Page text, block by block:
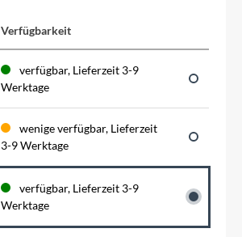
Verfügbarkeit
verfügbar, Lieferzeit 3-9
Werktage
wenige verfügbar, Lieferzeit
3-9 Werktage
verfügbar, Lieferzeit 3-9
Werktage